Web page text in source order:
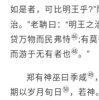
如是者，可比明王乎?”
治。”老聃曰：“明王
贷万物而民弗恃㊻;有
而游于无有者也㊽。”
郑有神巫曰季咸㊾
期以岁月旬日 ㊿ ，若神